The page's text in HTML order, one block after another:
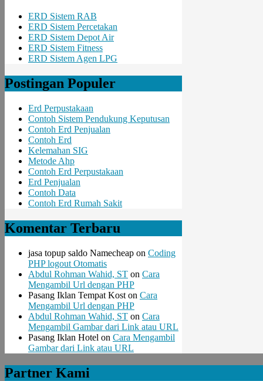
ERD Sistem RAB
ERD Sistem Percetakan
ERD Sistem Depot Air
ERD Sistem Fitness
ERD Sistem Agen LPG
Postingan Populer
Erd Perpustakaan
Contoh Sistem Pendukung Keputusan
Contoh Erd Penjualan
Contoh Erd
Kelemahan SIG
Metode Ahp
Contoh Erd Perpustakaan
Erd Penjualan
Contoh Data
Contoh Erd Rumah Sakit
Komentar Terbaru
jasa topup saldo Namecheap on Coding
PHP logout Otomatis
Abdul Rohman Wahid, ST on Cara
Mengambil Url dengan PHP
Pasang Iklan Tempat Kost on Cara
Mengambil Url dengan PHP
Abdul Rohman Wahid, ST on Cara
Mengambil Gambar dari Link atau URL
Pasang Iklan Hotel on Cara Mengambil
Gambar dari Link atau URL
Partner Kami